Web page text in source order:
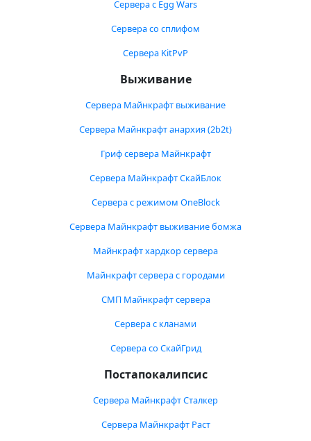
Сервера с Egg Wars
Сервера со сплифом
Сервера KitPvP
Выживание
Сервера Майнкрафт выживание
Сервера Майнкрафт анархия (2b2t)
Гриф сервера Майнкрафт
Сервера Майнкрафт СкайБлок
Сервера с режимом OneBlock
Сервера Майнкрафт выживание бомжа
Майнкрафт хардкор сервера
Майнкрафт сервера с городами
СМП Майнкрафт сервера
Сервера с кланами
Сервера со СкайГрид
Постапокалипсис
Сервера Майнкрафт Сталкер
Сервера Майнкрафт Раст